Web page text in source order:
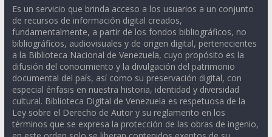
Es un servicio que brinda acceso a los usuarios a un conjunto
de recursos de información digital creados,
fundamentalmente, a partir de los fondos bibliográficos, no
bibliográficos, audiovisuales y de origen digital, pertenecientes
a la Biblioteca Nacional de Venezuela, cuyo propósito es la
difusión del conocimiento y la divulgación del patrimonio
documental del país, así como su preservación digital, con
especial énfasis en nuestra historia, identidad y diversidad
cultural. Biblioteca Digital de Venezuela es respetuosa de la
Ley sobre el Derecho de Autor y su reglamento en los
términos que se expresa la protección de las obras de ingenio,